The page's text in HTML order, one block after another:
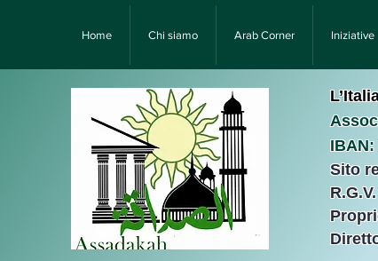
Home Chi siamo Arab Corner Iniziative
IBAN:
Sito